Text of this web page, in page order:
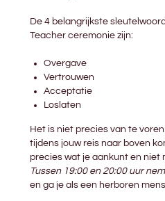
De 4 belangrijkste
Teacher ceremonie zijn:
Overgave
Vertrouwen
Acceptatie
Loslaten
Het is niet precies van te
tijdens jouw reis naar boven
precies wat je aankunt en niet
Tussen 19:00 en 20:00 uur
en ga je als een herboren